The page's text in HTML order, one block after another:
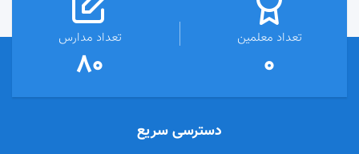
تعداد معلمین
0
تعداد مدارس
80
دسترسی سریع